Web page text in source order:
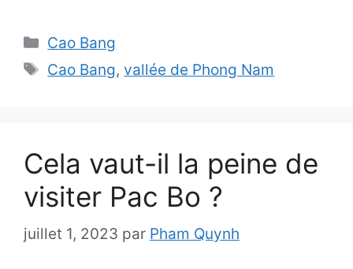
Catégories
Cao Bang
Étiquettes
Cao Bang,vallée de Phong Nam
Cela vaut-il la peine de
visiter Pac Bo ?
juillet 1, 2023 par Pham Quynh